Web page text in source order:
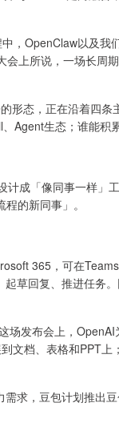
，OpenClaw以及我
上所说，一场长周
形态，正在沿着四
Agent生态；谁能积
计成「像同事一样」
的新同事」。
365，可在
草回复、推进任务
发布会上，
文档、表格和PPT
求，豆包计划推出